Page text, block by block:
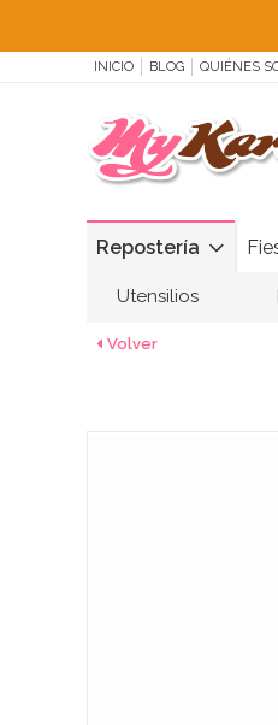
INICIO BLOG QUIÉNES
Repostería
Utensilios
Volver